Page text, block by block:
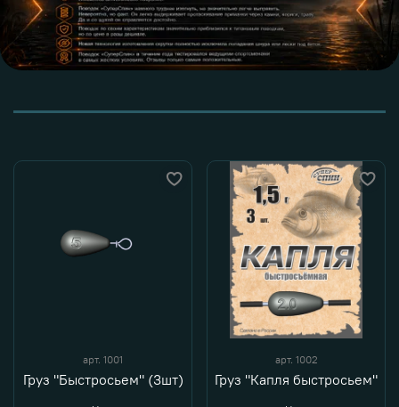
арт. 1001
Груз "Быстросьем" (3шт)
арт. 1002
Груз "Капля быстросьем"